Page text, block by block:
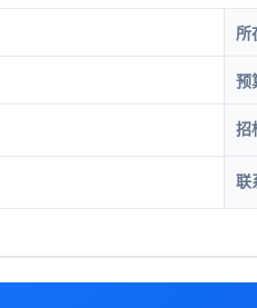
所
预
招
联